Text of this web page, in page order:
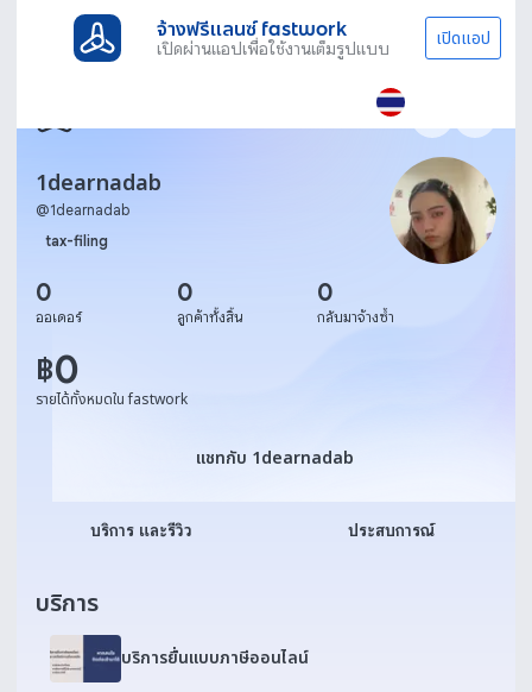
จ้างฟรีแลนซ์ fastwork
เปิดผ่านแอปเพื่อใช้งานเต็มรูปแบบ เปิดแอป
1dearnadab
@1dearnadab
tax-filing
0
ออเดอร์
0
ลูกค้าทั้งสิ้น
0
กลับมาจ้างซ้ำ
฿0
รายได้ทั้งหมดใน fastwork
แชทกับ 1dearnadab
แชทกับ 1dearnadab
บริการ และรีวิว ประสบการณ์
บริการ
บริการยื่นแบบภาษีออนไลน์